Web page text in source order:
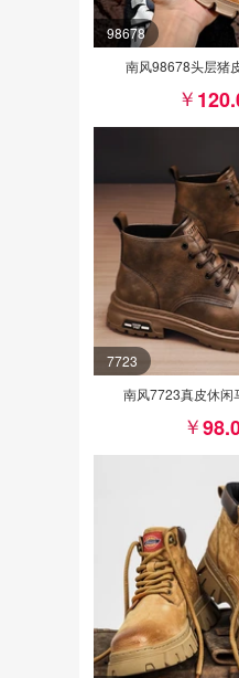
98678
南风98678头层猪
7723
南风7723真皮休闲